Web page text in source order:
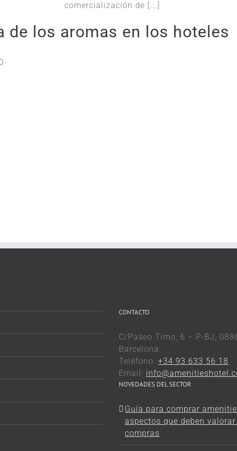
comercialización de [...]
de los aromas en los hoteles
CONTACTO
C/Paseo Timo, 6 – P-BJ,
Barcelona.
Teléfono:+34 93 633 56 18
Email:
NOVEDADES DEL SECTOR
Guía para comprar
aspectos que deben
compras